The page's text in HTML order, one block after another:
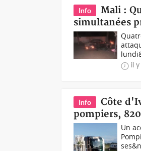
Info
Mali :
simultanées
il
Info
Côte
pompiers,
Un